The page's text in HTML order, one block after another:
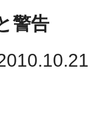
警告